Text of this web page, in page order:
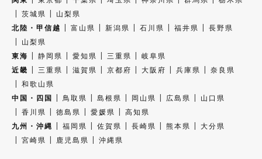
茨城県
山梨県
北陸・甲信越
富山県 新潟県 石川県 福井県
長野県
山梨県
東海
静岡県 愛知県 三重県
岐阜県
近畿
三重県 滋賀県 京都府 大阪府 兵庫県
奈良県
和歌山県
中国・四国
鳥取県 島根県 岡山県 広島県
山口県
香川県
徳島県 愛媛県
高知県
九州・沖縄
福岡県 佐賀県 長崎県 熊本県
大分県
宮崎県
鹿児島県 沖縄県